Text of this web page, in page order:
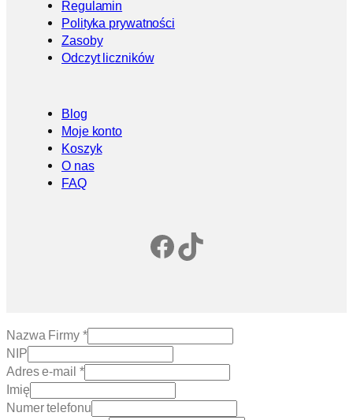
Regulamin
Polityka prywatności
Zasoby
Odczyt liczników
Blog
Moje konto
Koszyk
O nas
FAQ
Facebook
TikTok
Nazwa Firmy *
NIP
Adres e-mail *
Imię
Numer telefonu